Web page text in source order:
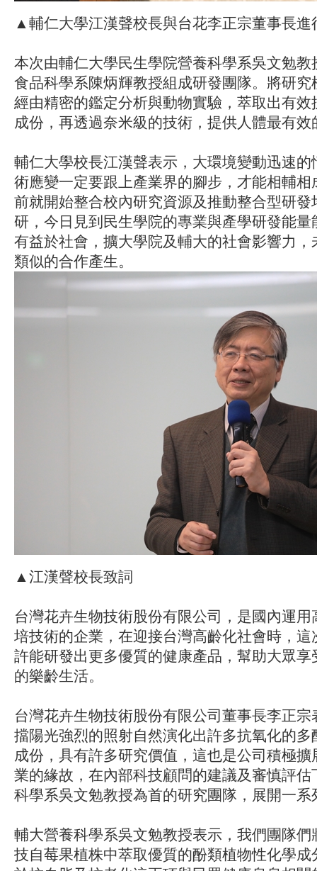
▲輔仁大學江漢聲校長與台花李正宗董事長
本次由輔仁大學民生學院營養科學系吳文勉教
食品科學系陳炳輝教授組成研發團隊。將研究
經由精密的鑑定分析與動物實驗，萃取出有效
成份，再透過奈米級的技術，提供人體最有效
輔仁大學校長江漢聲表示，大環境變動迅速的
術應變一定要跟上產業界的腳步，才能相輔相
前就開始整合校內研究資源及推動整合型研發
研，今日見到民生學院的專業與產學研發能量
有益於社會，擴大學院及輔大的社會影響力，
類似的合作產生。
▲江漢聲校長致詞
台灣花卉生物技術股份有限公司，是國內運
培技術的企業，在迎接台灣高齡化社會時，這
許能研發出更多優質的健康產品，幫助大眾享
的樂齡生活。
台灣花卉生物技術股份有限公司董事長李正
擋陽光強烈的照射自然演化出許多抗氧化的多
成份，具有許多研究價值，這也是公司積極
業的緣故，在內部科技顧問的建議及審慎評估
科學系吳文勉教授為首的研究團隊，展開一系
輔大營養科學系吳文勉教授表示，我們團隊們
技自莓果植株中萃取優質的酚類植物性化學成